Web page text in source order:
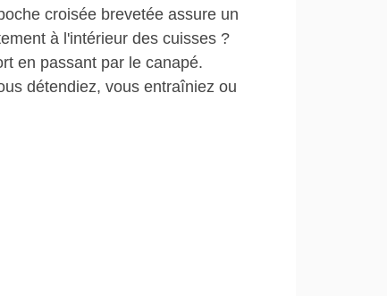
croisée brevetée assure un
à l'intérieur des cuisses ?
en passant par le canapé.
détendiez, vous entraîniez ou